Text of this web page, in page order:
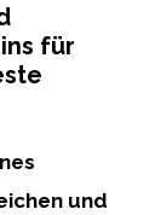
für
und